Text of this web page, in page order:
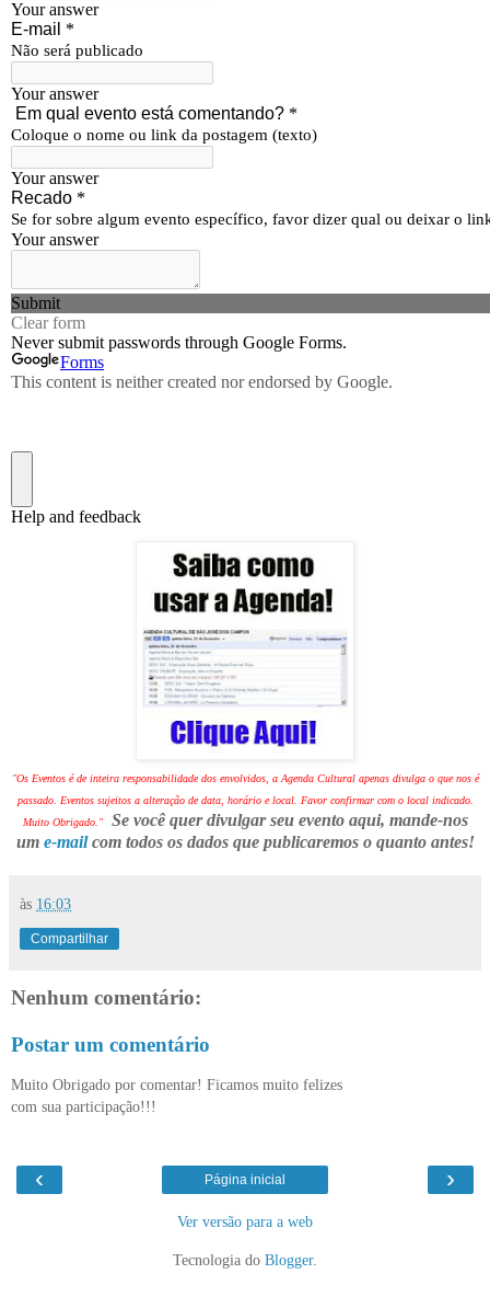
"Os Eventos é de inteira responsabilidade dos envolvidos, a Agenda Cultural apenas divulga o que nos é
passado. Eventos sujeitos a alteração de data, horário e local. Favor confirmar com o local indicado.
Muito Obrigado."
Se você quer divulgar seu evento aqui, mande-nos
um e-mailcom todos os dados que publicaremos o quanto antes!
às 16:03
Compartilhar
Nenhum comentário:
Postar um comentário
Muito Obrigado por comentar! Ficamos muito felizes
com sua participação!!!
‹ ›
Página inicial
Ver versão para a web
Tecnologia do Blogger.